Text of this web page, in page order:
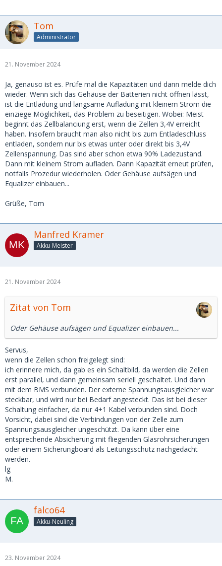
Tom
Administrator
21. November 2024
Ja, genauso ist es. Prüfe mal die Kapazitäten und dann melde dich
wieder. Wenn sich das Gehäuse der Batterien nicht öffnen lässt,
ist die Entladung und langsame Aufladung mit kleinem Strom die
einziege Möglichkeit, das Problem zu beseitigen. Wobei: Meist
beginnt das Zellbalanciung erst, wenn die Zellen 3,4V erreicht
haben. Insofern braucht man also nicht bis zum Entladeschluss
entladen, sondern nur bis etwas unter oder direkt bis 3,4V
Zellenspannung. Das sind aber schon etwa 90% Ladezustand.
Dann mit kleinem Strom aufladen. Dann Kapazität erneut prüfen,
notfalls Prozedur wiederholen. Oder Gehäuse aufsägen und
Equalizer einbauen...
Grüße, Tom
Manfred Kramer
Akku-Meister
21. November 2024
Zitat von Tom
Oder Gehäuse aufsägen und Equalizer einbauen...
Servus,
wenn die Zellen schon freigelegt sind:
ich erinnere mich, da gab es ein Schaltbild, da werden die Zellen
erst parallel, und dann gemeinsam seriell geschaltet. Und dann
mit dem BMS verbunden. Der externe Spannungsausgleicher war
steckbar, und wird nur bei Bedarf angesteckt. Das ist bei dieser
Schaltung einfacher, da nur 4+1 Kabel verbunden sind. Doch
Vorsicht, dabei sind die Verbindungen von der Zelle zum
Spannungsausgleicher ungeschützt. Da kann über eine
entsprechende Absicherung mit fliegenden Glasrohrsicherungen
oder einem Sicherungboard als Leitungsschutz nachgedacht
werden.
lg
M.
falco64
Akku-Neuling
23. November 2024